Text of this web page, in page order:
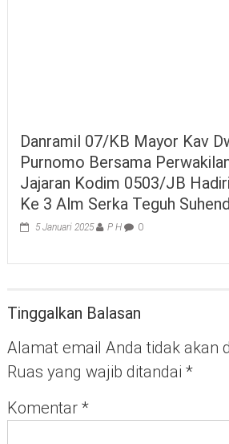
Danramil 07/KB Mayor Kav
Purnomo Bersama
Jajaran Kodim 0503/JB
Ke 3 Alm Serka Teguh
5 Januari 2025 P H 0
Tinggalkan Balasan
Alamat email Anda tidak akan
Ruas yang wajib ditandai *
Komentar *